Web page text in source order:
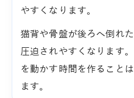
やすくなります。
猫背や骨盤が後ろへ倒れ
圧迫されやすくなります
を動かす時間を作ること
ます。